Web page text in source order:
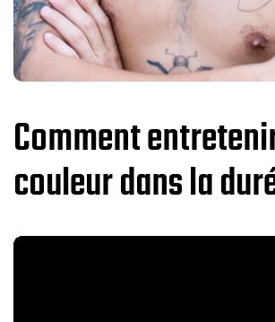
Comment
couleur dans la